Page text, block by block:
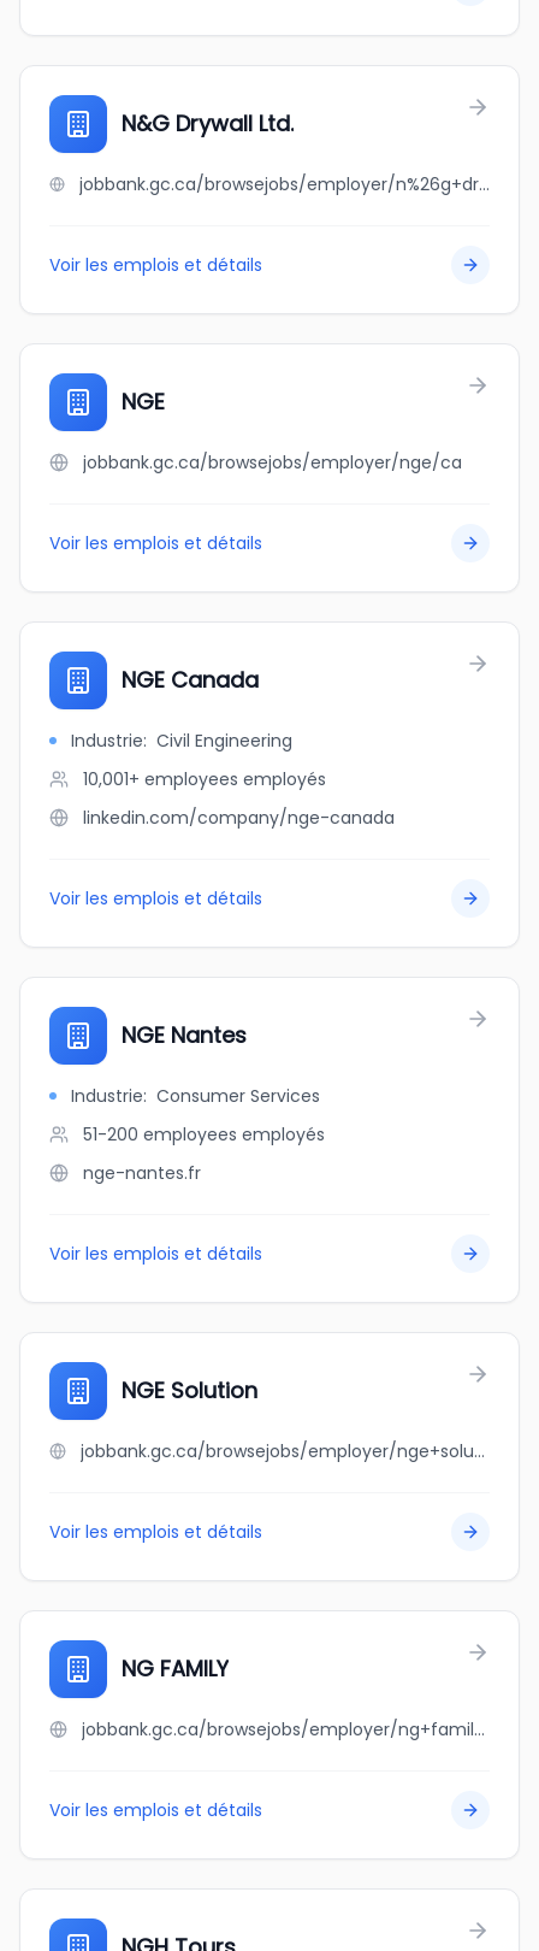
N&G Drywall Ltd.
jobbank.gc.ca/browsejobs/employer/n%26g+drywall+ltd./ca
Voir les emplois et détails
NGE
jobbank.gc.ca/browsejobs/employer/nge/ca
Voir les emplois et détails
NGE Canada
Industrie: Civil Engineering
10,001+ employees employés
linkedin.com/company/nge-canada
Voir les emplois et détails
NGE Nantes
Industrie: Consumer Services
51-200 employees employés
nge-nantes.fr
Voir les emplois et détails
NGE Solution
jobbank.gc.ca/browsejobs/employer/nge+solution/ca
Voir les emplois et détails
NG FAMILY
jobbank.gc.ca/browsejobs/employer/ng+family/ca
Voir les emplois et détails